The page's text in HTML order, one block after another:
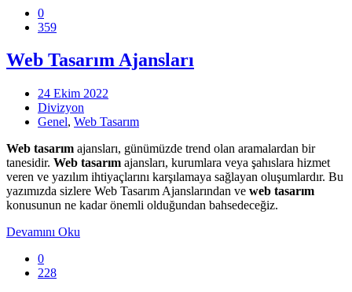
0
359
Web Tasarım Ajansları
24 Ekim 2022
Divizyon
Genel, Web Tasarım
Web tasarım ajansları, günümüzde trend olan aramalardan bir
tanesidir. Web tasarım ajansları, kurumlara veya şahıslara hizmet
veren ve yazılım ihtiyaçlarını karşılamaya sağlayan oluşumlardır. Bu
yazımızda sizlere Web Tasarım Ajanslarından ve web tasarım
konusunun ne kadar önemli olduğundan bahsedeceğiz.
Devamını Oku
0
228